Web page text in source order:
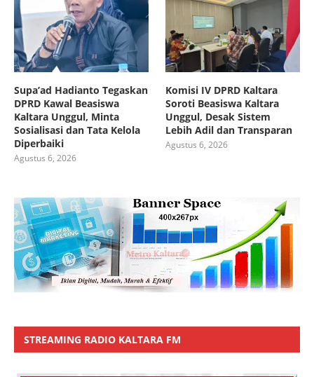
Supa’ad Hadianto Tegaskan
DPRD Kawal Beasiswa
Kaltara Unggul, Minta
Sosialisasi dan Tata Kelola
Diperbaiki
Agustus 6, 2026
Komisi IV DPRD Kaltara
Soroti Beasiswa Kaltara
Unggul, Desak Sistem
Lebih Adil dan Transparan
Agustus 6, 2026
STREAMING RADIO KALTARA FM